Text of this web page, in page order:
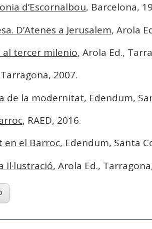
d’Escornalbou, Barcelona,
D’Atenes a Jerusalem, Arola
al tercer milenio, Arola Ed.,
2007.
de la modernitat, Edendum,
, RAED, 2016.
en el Barroc, Edendum, Santa
Il·lustració, Arola Ed.,